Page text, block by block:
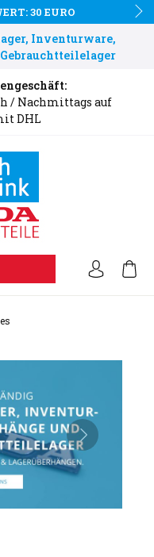
30 EURO
Inventurware,
/ Nachmittags auf
DHL